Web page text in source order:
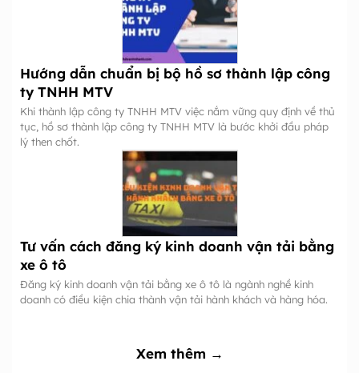
Hướng dẫn chuẩn bị bộ hồ sơ thành lập công
ty TNHH MTV
Khi thành lập công ty TNHH MTV việc nắm vững quy định về thủ
tục, hồ sơ thành lập công ty TNHH MTV là bước khởi đầu pháp
lý then chốt.
Tư vấn cách đăng ký kinh doanh vận tải bằng
xe ô tô
Đăng ký kinh doanh vận tải bằng xe ô tô là ngành nghề kinh
doanh có điều kiện chia thành vận tải hành khách và hàng hóa.
Xem thêm →